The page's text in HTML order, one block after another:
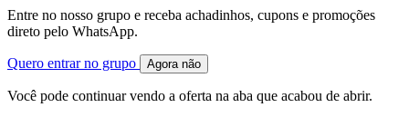
Entre no nosso grupo e receba achadinhos, cupons e promoções
direto pelo WhatsApp.
Quero entrar no grupo Agora não
Você pode continuar vendo a oferta na aba que acabou de abrir.